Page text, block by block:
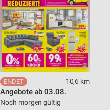
10,6 km
Angebote ab 03.08.
Noch morgen gültig